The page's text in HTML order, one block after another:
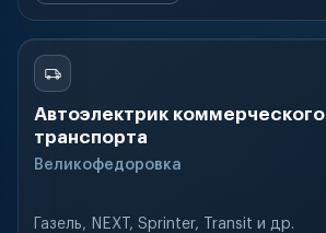
Автоэлектрик коммерческого
транспорта
Великофедоровка
Газель, NEXT, Sprinter, Transit и др.